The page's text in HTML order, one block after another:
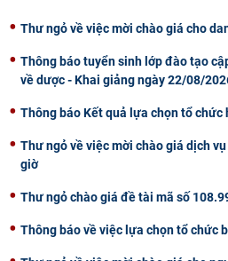
Thư ngỏ về việc mời chào giá cho
Thông báo tuyển sinh lớp đào tạo
về dược - Khai giảng ngày 22/08/
Thông báo Kết quả lựa chọn tổ
Thư ngỏ về việc mời chào giá dịch
giờ
Thư ngỏ chào giá đề tài mã số
Thông báo về việc lựa chọn tổ chức